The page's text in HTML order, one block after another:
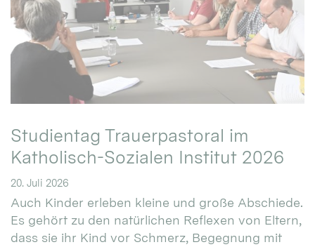
Studientag Trauerpastoral im
Katholisch-Sozialen Institut 2026
20. Juli 2026
Auch Kinder erleben kleine und große Abschiede.
Es gehört zu den natürlichen Reflexen von Eltern,
dass sie ihr Kind vor Schmerz, Begegnung mit